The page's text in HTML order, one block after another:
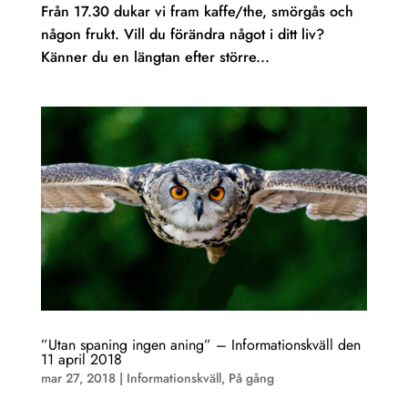
Från 17.30 dukar vi fram kaffe/the, smörgås och
någon frukt. Vill du förändra något i ditt liv?
Känner du en längtan efter större...
”Utan spaning ingen aning” – Informationskväll den
11 april 2018
mar 27, 2018| Informationskväll, På gång